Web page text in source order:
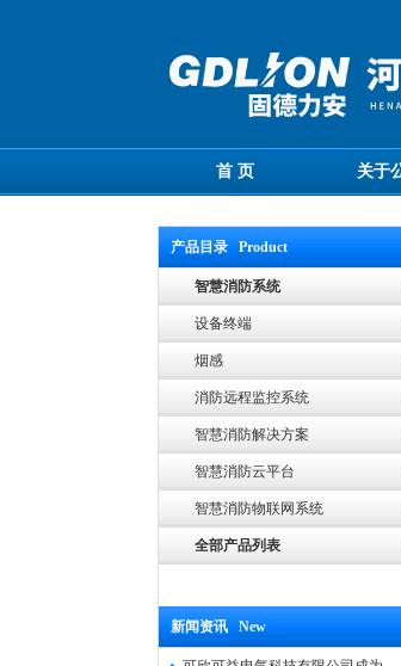
首 页 关于
产品目录 Product
智慧消防系统
设备终端
烟感
消防远程监控系统
智慧消防解决方案
智慧消防云平台
智慧消防物联网系统
全部产品列表
新闻资讯 New